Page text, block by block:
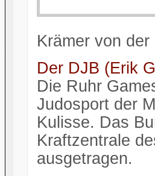
Krämer von
Der DJB (Erik
Die Ruhr
Judosport der
Kulisse. Das
Kraftzentrale
ausgetragen.